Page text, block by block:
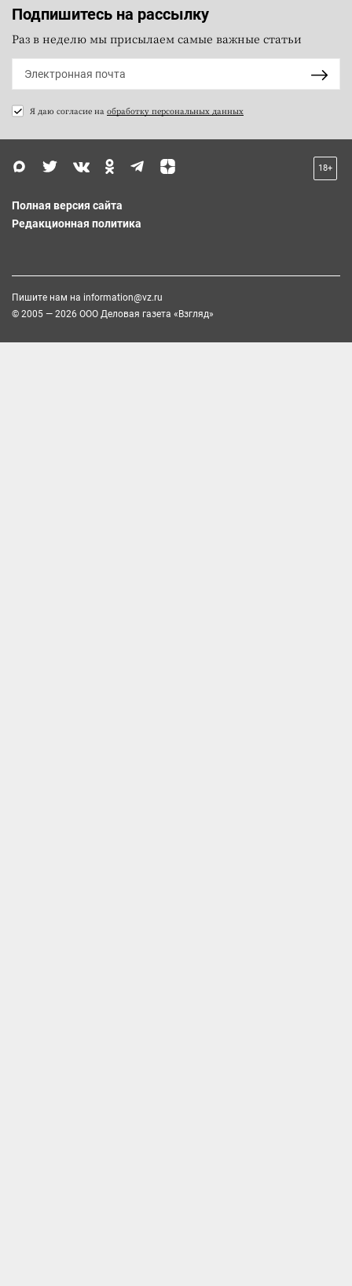
Подпишитесь на рассылку
Раз в неделю мы присылаем самые важные статьи
Я даю согласие на обработку персональных данных
18+
Полная версия сайта
Редакционная политика
Пишите нам на information@vz.ru
© 2005 — 2026 ООО Деловая газета «Взгляд»